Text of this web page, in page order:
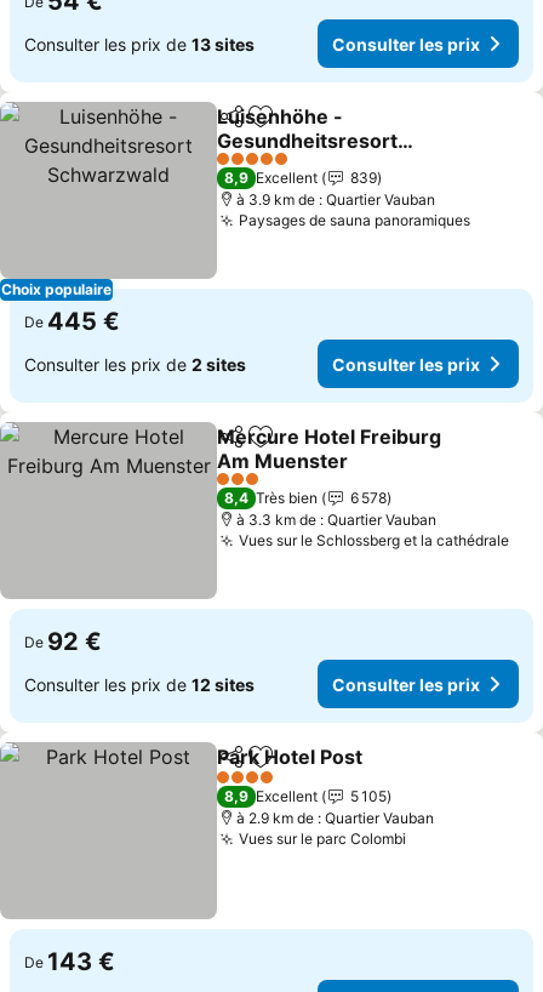
Consulter les prix de 13 sites Consulter les prix
Choix populaire
PartagerAjouter à mes favoris
Luisenhöhe -
Gesundheitsresort
Schwarzwald
5 Étoiles
8,9 Excellent
839
à 3.9 km de : Quartier Vauban
Paysages de sauna panoramiques
De 445 €
Consulter les prix de 2 sites Consulter les prix
PartagerAjouter à mes favoris
Mercure Hotel Freiburg
Am Muenster
3 Étoiles
8,4 Très bien
6 578
à 3.3 km de : Quartier Vauban
Vues sur le Schlossberg et la cathédrale
De 92 €
Consulter les prix de 12 sites Consulter les prix
PartagerAjouter à mes favoris
Park Hotel Post
4 Étoiles
8,9 Excellent
5 105
à 2.9 km de : Quartier Vauban
Vues sur le parc Colombi
De 143 €